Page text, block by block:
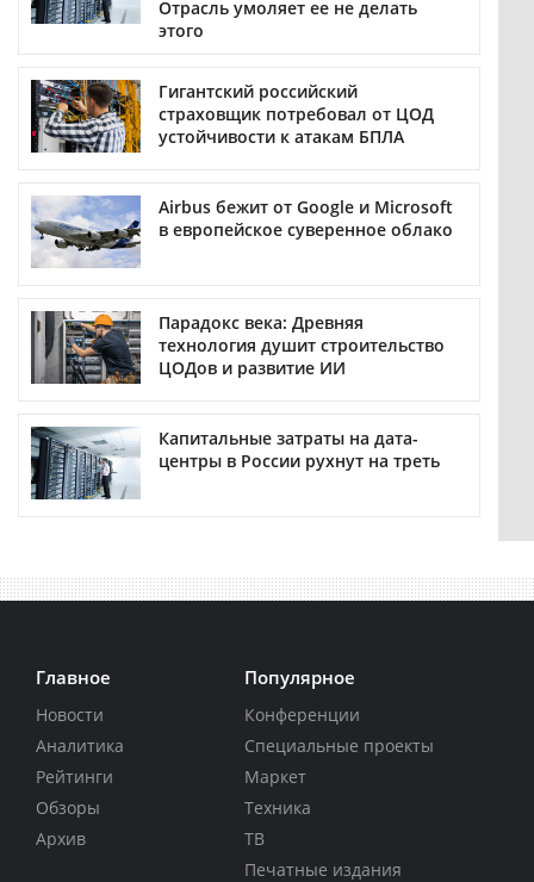
Отрасль умоляет ее не делать
этого
Гигантский российский
страховщик потребовал от ЦОД
устойчивости к атакам БПЛА
Airbus бежит от Google и Microsoft
в европейское суверенное облако
Парадокс века: Древняя
технология душит строительство
ЦОДов и развитие ИИ
Капитальные затраты на дата-
центры в России рухнут на треть
Главное
Новости
Аналитика
Рейтинги
Обзоры
Архив
Популярное
Конференции
Специальные проекты
Маркет
Техника
ТВ
Печатные издания